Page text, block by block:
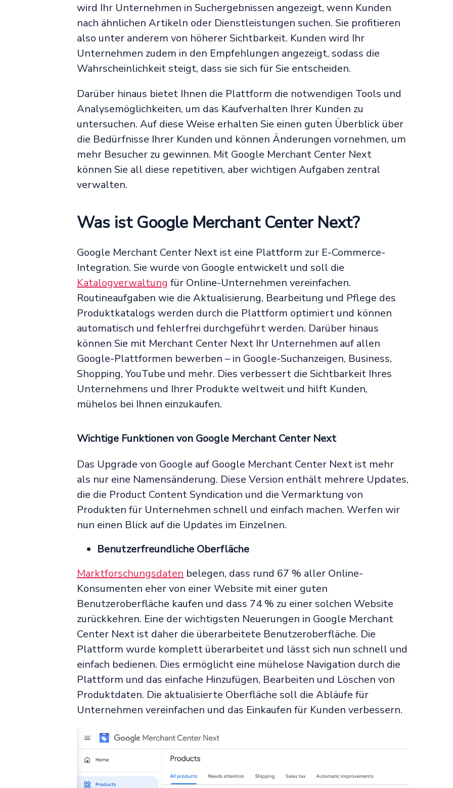
wird Ihr Unternehmen in Suchergebnissen angezeigt, wenn Kunden
nach ähnlichen Artikeln oder Dienstleistungen suchen. Sie profitieren
also unter anderem von höherer Sichtbarkeit. Kunden wird Ihr
Unternehmen zudem in den Empfehlungen angezeigt, sodass die
Wahrscheinlichkeit steigt, dass sie sich für Sie entscheiden.
Darüber hinaus bietet Ihnen die Plattform die notwendigen Tools und
Analysemöglichkeiten, um das Kaufverhalten Ihrer Kunden zu
untersuchen. Auf diese Weise erhalten Sie einen guten Überblick über
die Bedürfnisse Ihrer Kunden und können Änderungen vornehmen, um
mehr Besucher zu gewinnen. Mit Google Merchant Center Next
können Sie all diese repetitiven, aber wichtigen Aufgaben zentral
verwalten.
Was ist Google Merchant Center Next?
Google Merchant Center Next ist eine Plattform zur E-Commerce-
Integration. Sie wurde von Google entwickelt und soll die
Katalogverwaltung für Online-Unternehmen vereinfachen.
Routineaufgaben wie die Aktualisierung, Bearbeitung und Pflege des
Produktkatalogs werden durch die Plattform optimiert und können
automatisch und fehlerfrei durchgeführt werden. Darüber hinaus
können Sie mit Merchant Center Next Ihr Unternehmen auf allen
Google-Plattformen bewerben – in Google-Suchanzeigen, Business,
Shopping, YouTube und mehr. Dies verbessert die Sichtbarkeit Ihres
Unternehmens und Ihrer Produkte weltweit und hilft Kunden,
mühelos bei Ihnen einzukaufen.
Wichtige Funktionen von Google Merchant Center Next
Das Upgrade von Google auf Google Merchant Center Next ist mehr
als nur eine Namensänderung. Diese Version enthält mehrere Updates,
die die Product Content Syndication und die Vermarktung von
Produkten für Unternehmen schnell und einfach machen. Werfen wir
nun einen Blick auf die Updates im Einzelnen.
Benutzerfreundliche Oberfläche
Marktforschungsdaten belegen, dass rund 67 % aller Online-
Konsumenten eher von einer Website mit einer guten
Benutzeroberfläche kaufen und dass 74 % zu einer solchen Website
zurückkehren. Eine der wichtigsten Neuerungen in Google Merchant
Center Next ist daher die überarbeitete Benutzeroberfläche. Die
Plattform wurde komplett überarbeitet und lässt sich nun schnell und
einfach bedienen. Dies ermöglicht eine mühelose Navigation durch die
Plattform und das einfache Hinzufügen, Bearbeiten und Löschen von
Produktdaten. Die aktualisierte Oberfläche soll die Abläufe für
Unternehmen vereinfachen und das Einkaufen für Kunden verbessern.